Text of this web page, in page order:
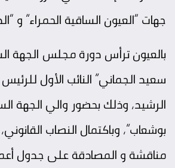
جهات “العيون الساقية الحمراء” و
بالعيون ترأس دورة مجلس الجهة
سعيد الجماني” النائب الأول
الرشيد، وذلك بحضور والي الجهة
بوشعاب”، وباكتمال النصاب